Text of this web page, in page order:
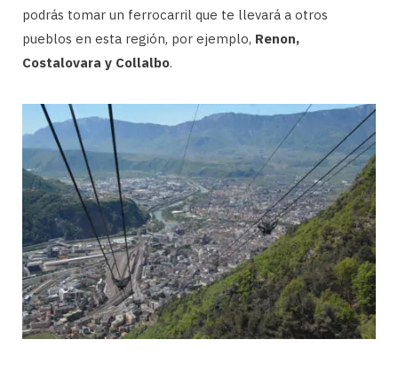
podrás tomar un ferrocarril que te llevará a otros
pueblos en esta región, por ejemplo, Renon,
Costalovara y Collalbo.